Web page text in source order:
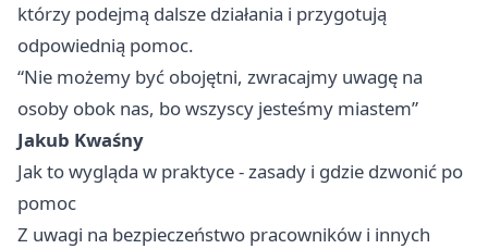
którzy podejmą dalsze działania i przygotują
odpowiednią pomoc.
“Nie możemy być obojętni, zwracajmy uwagę na
osoby obok nas, bo wszyscy jesteśmy miastem”
Jakub Kwaśny
Jak to wygląda w praktyce - zasady i gdzie dzwonić po
pomoc
Z uwagi na bezpieczeństwo pracowników i innych